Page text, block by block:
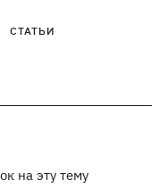
СТАТЬИ
на эту тему